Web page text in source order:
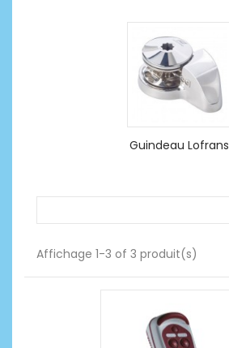
Guindeau Lofrans
Affichage 1-3 of 3 produit(s)